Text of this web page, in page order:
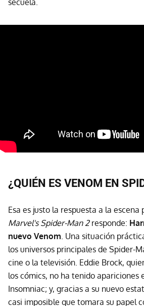
secuela.
¿QUIÉN ES VENOM EN
Esa es justo la respuesta a la escena
Marvel's Spider-Man 2responde:
nuevo Venom. Una situación
los universos principales de Spider-
cine o la televisión. Eddie Brock,
los cómics, no ha tenido apariciones
Insomniac; y, gracias a su nuevo
casi imposible que tomara su papel